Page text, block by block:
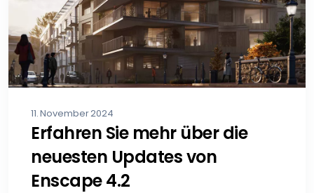
11. November 2024
Erfahren Sie mehr über die
neuesten Updates von
Enscape 4.2